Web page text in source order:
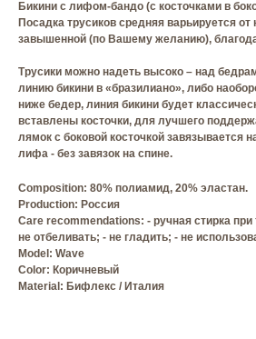
Бикини с лифом-бандо (с косточками в
Посадка трусиков средняя варьируется от
завышенной (по Вашему желанию),
Трусики можно надеть высоко – над
линию бикини в «бразилиано», либо
ниже бедер, линия бикини будет
вставлены косточки, для лучшего
лямок с боковой косточкой завязывается
лифа - без завязок на спине.
Composition: 80% полиамид, 20% эластан.
Production: Россия
Care recommendations: - ручная стирка при
не отбеливать; - не гладить; - не
Model: Wave
Сolor: Коричневый
Material: Бифлекс / Италия